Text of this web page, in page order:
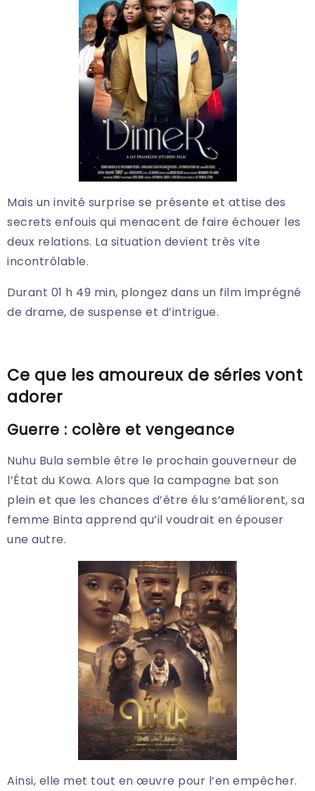
Mais un invité surprise se présente et attise des
secrets enfouis qui menacent de faire échouer les
deux relations. La situation devient très vite
incontrôlable.
Durant 01 h 49 min, plongez dans un film imprégné
de drame, de suspense et d’intrigue.
Ce que les amoureux de séries vont
adorer
Guerre : colère et vengeance
Nuhu Bula semble être le prochain gouverneur de
l’État du Kowa. Alors que la campagne bat son
plein et que les chances d’être élu s’améliorent, sa
femme Binta apprend qu’il voudrait en épouser
une autre.
Ainsi, elle met tout en œuvre pour l’en empêcher.